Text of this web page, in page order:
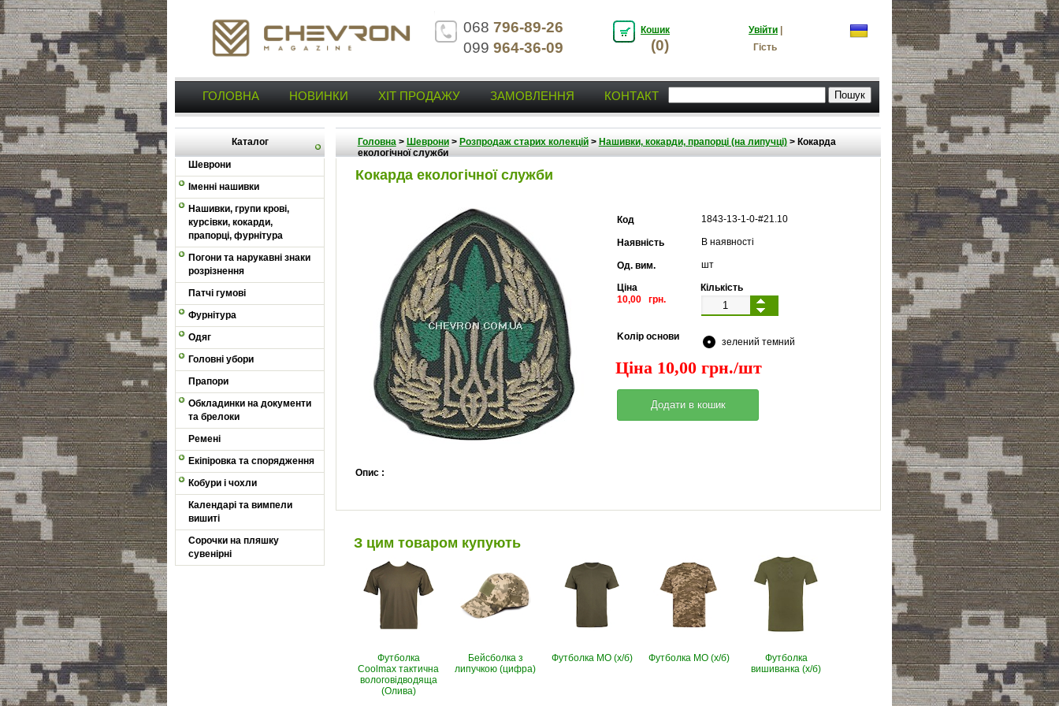
068 796-89-26
099 964-36-09
Кошик
(0)
Увійти
Гість
ГОЛОВНА НОВИНКИ ХІТ ПРОДАЖУ ЗАМОВЛЕННЯ КОНТАКТ
Каталог
Шеврони
Іменні нашивки
Нашивки, групи крові,
курсівки, кокарди,
прапорці, фурнітура
Погони та нарукавні знаки
розрізнення
Патчі гумові
Фурнітура
Одяг
Головні убори
Прапори
Обкладинки на документи
та брелоки
Ремені
Екіпіровка та спорядження
Кобури і чохли
Календарі та вимпели
вишиті
Сорочки на пляшку
сувенірні
Головна> Шеврони> Розпродаж старих колекцій> Нашивки, кокарди, прапорці (на липучці)> Кокарда
екологічної служби
Кокарда екологічної служби
Код 1843-13-1-0-#21.10
Наявність В наявності
Од. вим. шт
Ціна
10,00 грн.
Кількість
Kолір основи
зелений темний
Ціна 10,00 грн./шт
Опис :
З цим товаром купують
Футболка
Coolmax тактична
вологовiдводяща
(Олива)
Бейсболка з
липучкою (цифра)
Футболка МО (х/б) Футболка МО (х/б)
Футболка
вишиванка (х/б)